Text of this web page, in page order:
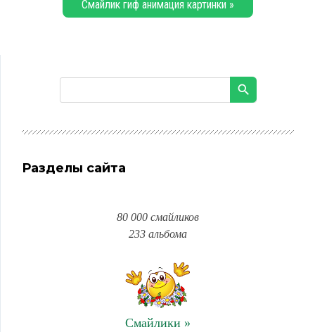
Смайлик гиф анимация картинки »
Разделы сайта
80 000 смайликов
233 альбома
Смайлики »